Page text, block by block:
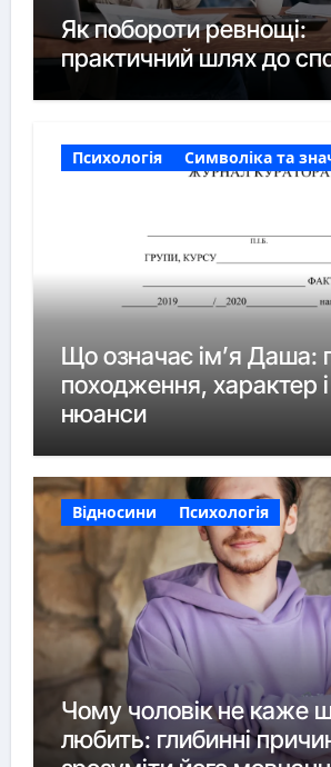
Як побороти ревнощі:
практичний шлях до
Психологія Символіка та
Що означає ім’я Даша:
походження, характер і
нюанси
Відносини Психологія
Чому чоловік не каже
любить: глибинні